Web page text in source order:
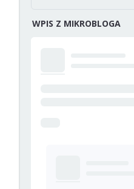
WPIS Z MIKROBLOGA